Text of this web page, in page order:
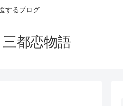
するブログ
都恋物語